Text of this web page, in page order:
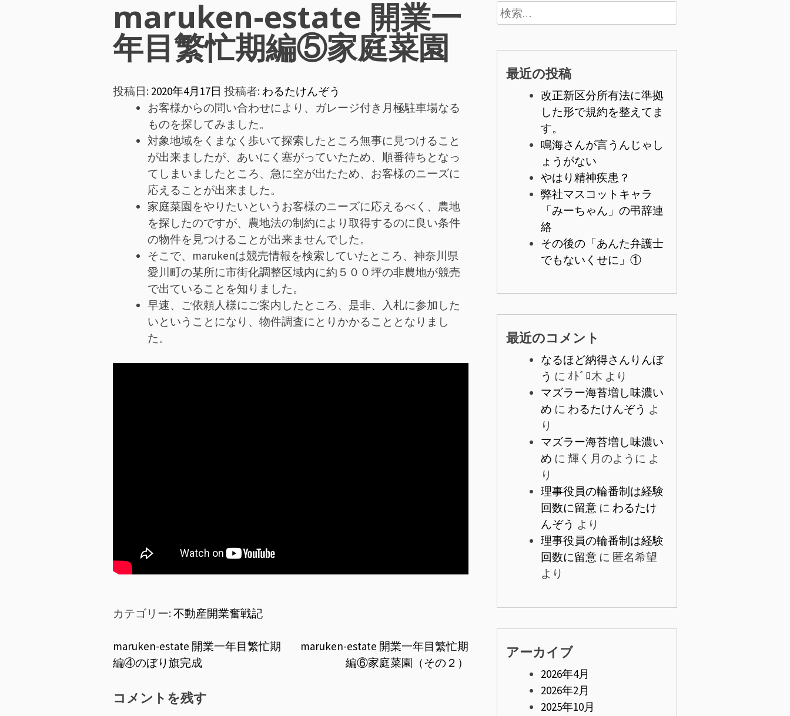
ン
メ
ニ
ュ
ー
maruken-estate 開業一
年目繁忙期編⑤家庭菜園
投稿日: 2020年4月17日 投稿者: わるたけんぞう
お客様からの問い合わせにより、ガレージ付き月極駐車場なる
ものを探してみました。
対象地域をくまなく歩いて探索したところ無事に見つけること
が出来ましたが、あいにく塞がっていたため、順番待ちとなっ
てしまいましたところ、急に空が出たため、お客様のニーズに
応えることが出来ました。
家庭菜園をやりたいというお客様のニーズに応えるべく、農地
を探したのですが、農地法の制約により取得するのに良い条件
の物件を見つけることが出来ませんでした。
そこで、marukenは競売情報を検索していたところ、神奈川県
愛川町の某所に市街化調整区域内に約５００坪の非農地が競売
で出ていることを知りました。
早速、ご依頼人様にご案内したところ、是非、入札に参加した
いということになり、物件調査にとりかかることとなりまし
た。
カテゴリー: 不動産開業奮戦記
投
稿
ナ
maruken-estate 開業一年目繁忙期
編④のぼり旗完成
maruken-estate 開業一年目繁忙期
編⑥家庭菜園（その２）
コメントを残す
検
索:
最近の投稿
改正新区分所有法に準拠
した形で規約を整えてま
す。
鳴海さんが言うんじゃし
ょうがない
やはり精神疾患？
弊社マスコットキャラ
「みーちゃん」の弔辞連
絡
その後の「あんた弁護士
でもないくせに」①
最近のコメント
なるほど納得さんりんぼ
う に ｵﾄﾞﾛ木 より
マズラー海苔増し味濃い
め に わるたけんぞう よ
り
マズラー海苔増し味濃い
め に 輝く月のように よ
り
理事役員の輪番制は経験
回数に留意に わるたけ
んぞう より
理事役員の輪番制は経験
回数に留意に 匿名希望
より
アーカイブ
2026年4月
2026年2月
2025年10月